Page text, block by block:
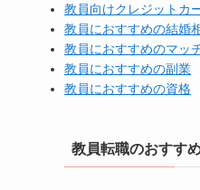
教員向けクレジットカ
教員におすすめの結婚
教員におすすめのマッ
教員におすすめの副業
教員におすすめの資格
教員転職のおすす